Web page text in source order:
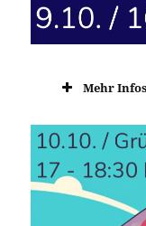
Mehr Infos